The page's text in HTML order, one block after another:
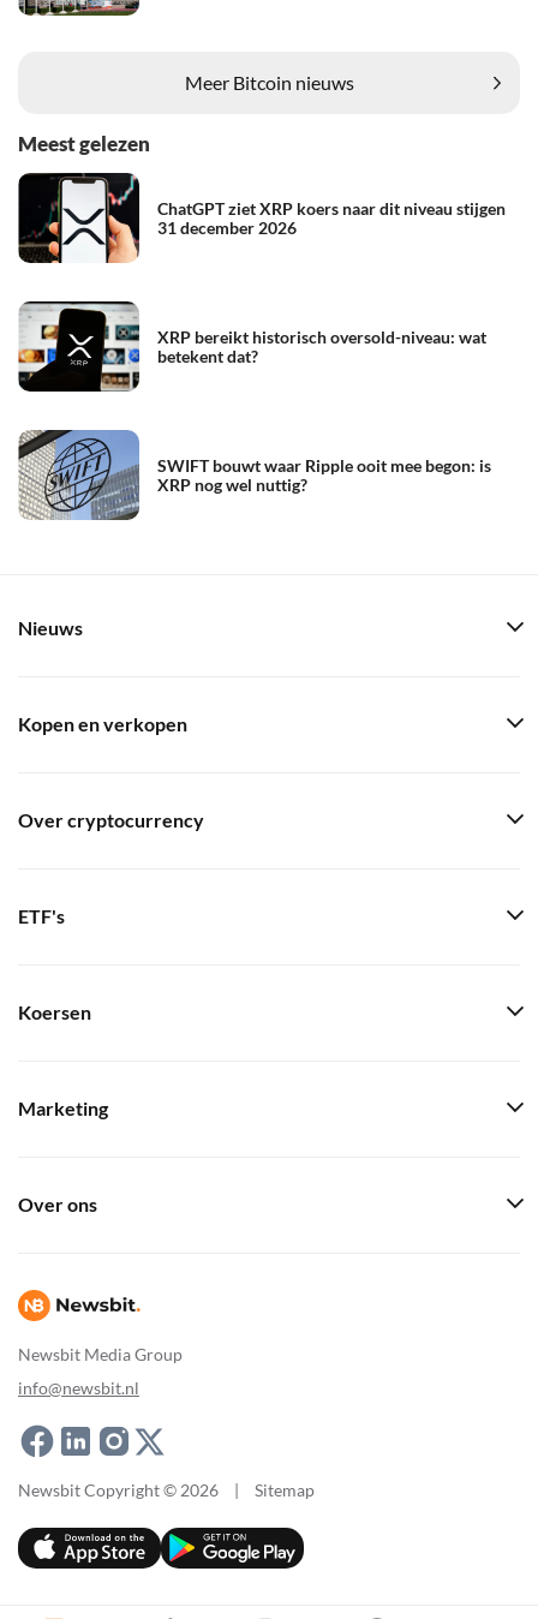
Meer Bitcoin nieuws
Meest gelezen
ChatGPT ziet XRP koers naar dit niveau stijgen
31 december 2026
XRP bereikt historisch oversold-niveau: wat
betekent dat?
SWIFT bouwt waar Ripple ooit mee begon: is
XRP nog wel nuttig?
Newsbit Media Group
info@newsbit.nl
Nieuws
Kopen en verkopen
Over cryptocurrency
ETF's
Koersen
Marketing
Over ons
Newsbit Copyright © 2026 | Sitemap